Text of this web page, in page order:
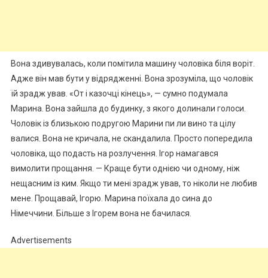
Вона здивувалась, коли помітила машину чоловіка біля воріт.
Адже він мав бути у відрядженні. Вона зрозуміла, що чоловік
їй зрадж ував. «От і казочці кінець», — сумно подумала
Марина. Вона зайшла до будинку, з якого долинали голоси.
Чоловік із близькою подругою Марини пи ли вино та цілу
валися. Вона не кричала, не скандалила. Просто попередила
чоловіка, що подасть на розлучення. Ігор намагався
вимолити прощання. — Краще бути однією чи одному, ніж
нещасним із ким. Якщо ти мені зрадж ував, то ніколи не любив
мене. Прощавай, Ігорю. Марина поїхала до сина до
Німеччини. Більше з Ігорем вона не бачилася.
Advertisements